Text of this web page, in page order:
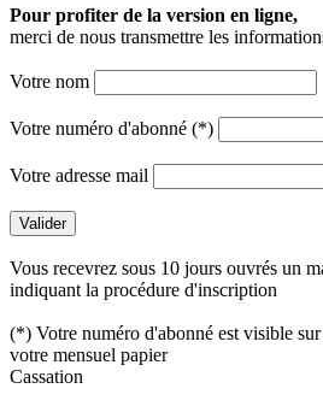
Pour profiter de la version en ligne,
merci de nous transmettre les
Votre nom
Votre numéro d'abonné (*)
Votre adresse mail
Vous recevrez sous 10 jours ouvrés un
indiquant la procédure d'inscription
(*) Votre numéro d'abonné est visible
votre mensuel papier
Cassation